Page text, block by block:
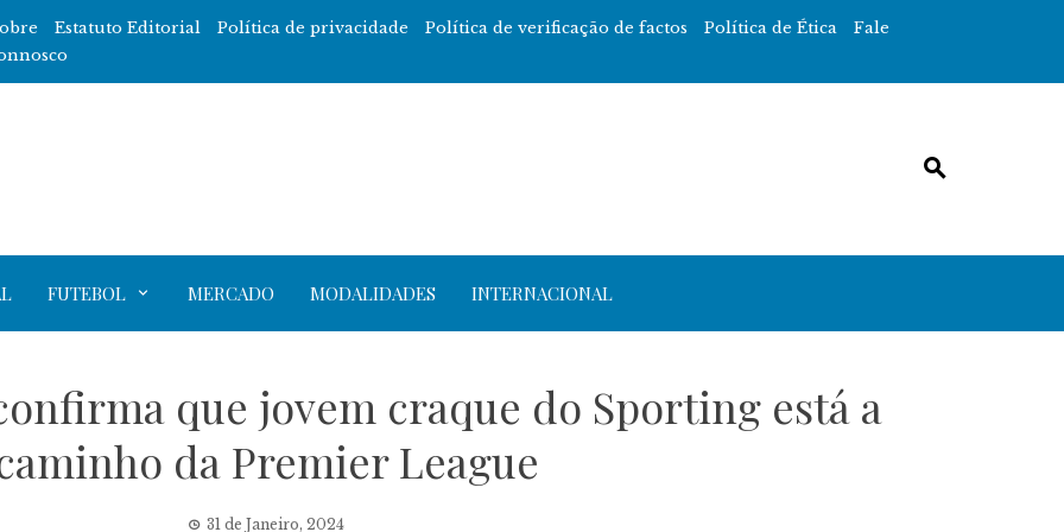
Estatuto Editorial Política de privacidade Política de verificação de factos Política de Ética
Fale
FUTEBOL MERCADO MODALIDADES INTERNACIONAL
que jovem craque do Sporting está a
da Premier League
31 de Janeiro, 2024